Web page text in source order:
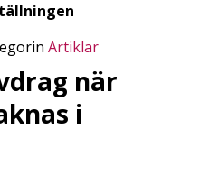
Artiklar
när
i